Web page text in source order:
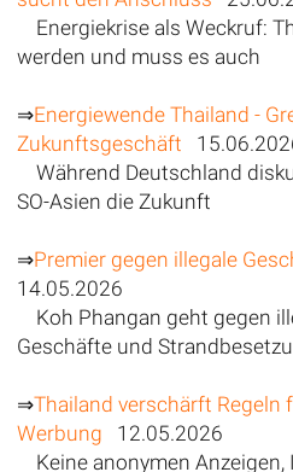
Energiekrise als Weckruf:
werden und muss es auch
⇒Energiewende Thailand -
Zukunftsgeschäft
Während Deutschland
SO-Asien die Zukunft
⇒Premier gegen illegale
14.05.2026
Koh Phangan geht gegen
Geschäfte und
⇒Thailand verschärft Regeln
Werbung 12.05.2026
Keine anonymen Anzeigen,